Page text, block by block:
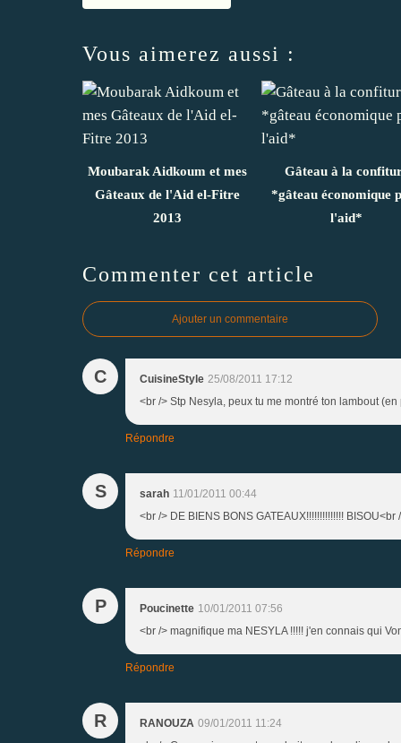
Vous aimerez aussi :
Moubarak Aidkoum et mes
Gâteaux de l'Aid el-Fitre
2013
Gâteau à la
*gâteau économique
l'aid*
Commenter cet article
Ajouter un commentaire
C CuisineStyle 25/08/2011 17:12
<br /> Stp Nesyla, peux tu me montré ton lambout
Répondre
S sarah 11/01/2011 00:44
<br /> DE BIENS BONS GATEAUX!!!!!!!!!!!!!! BISOU<br
Répondre
P Poucinette 10/01/2011 07:56
<br /> magnifique ma NESYLA !!!!! j'en connais qui
Répondre
R RANOUZA 09/01/2011 11:24